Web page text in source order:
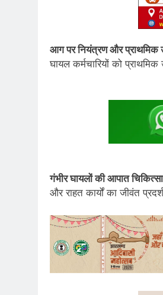
आग पर नियंत्रण और प्राथमिक
घायल कर्मचारियों को
गंभीर घायलों की आपात
और राहत कार्यों का जीवंत